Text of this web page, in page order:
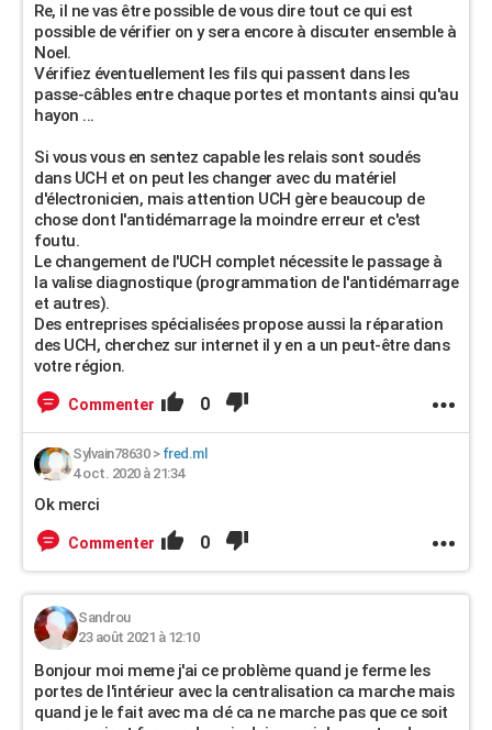
Re, il ne vas être possible de vous dire tout ce qui est
possible de vérifier on y sera encore à discuter ensemble à
Noel.
Vérifiez éventuellement les fils qui passent dans les
passe-câbles entre chaque portes et montants ainsi qu'au
hayon ...
Si vous vous en sentez capable les relais sont soudés
dans UCH et on peut les changer avec du matériel
d'électronicien, mais attention UCH gère beaucoup de
chose dont l'antidémarrage la moindre erreur et c'est
foutu.
Le changement de l'UCH complet nécessite le passage à
la valise diagnostique (programmation de l'antidémarrage
et autres).
Des entreprises spécialisées propose aussi la réparation
des UCH, cherchez sur internet il y en a un peut-être dans
votre région.
Commenter 0
Sylvain78630> fred.ml
4 oct. 2020 à 21:34
Ok merci
Commenter 0
Sandrou
23 août 2021 à 12:10
Bonjour moi meme j'ai ce problème quand je ferme les
portes de l'intérieur avec la centralisation ca marche mais
quand je le fait avec ma clé ca ne marche pas que ce soit